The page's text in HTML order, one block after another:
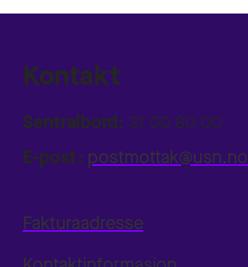
Kontakt
Sentralbord: 31 00 80 00
E-post: postmottak@usn.no
Fakturaadresse